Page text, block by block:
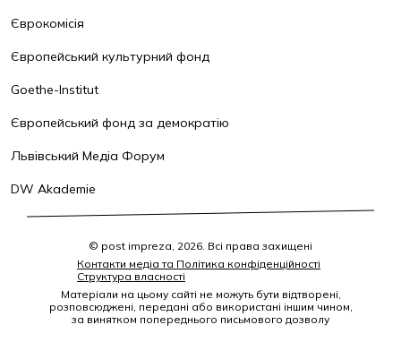
Єврокомісія
Європейський культурний фонд
Goethe-Institut
Європейський фонд за демократію
Львівський Медіа Форум
DW Akademie
© post impreza, 2026. Всі права захищені
Контакти медіа та Політика конфіденційності
Структура власності
Матеріали на цьому сайті не можуть бути відтворені,
розповсюджені, передані або використані іншим чином,
за винятком попереднього письмового дозволу